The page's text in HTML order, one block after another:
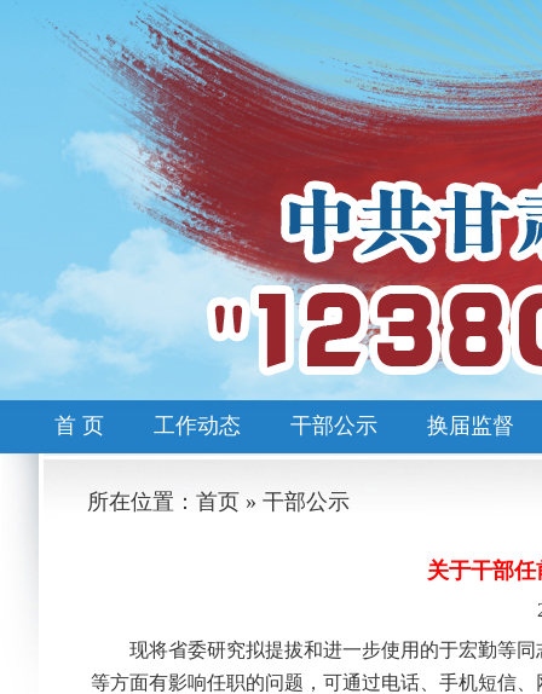
首 页 工作动态 干部公示 换届监督
所在位置：首页 » 干部公示
关于干部任
现将省委研究拟提拔和进一步使用的于宏勤等
等方面有影响任职的问题，可通过电话、手机短信